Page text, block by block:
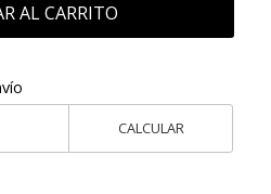
AL CARRITO
CALCULAR